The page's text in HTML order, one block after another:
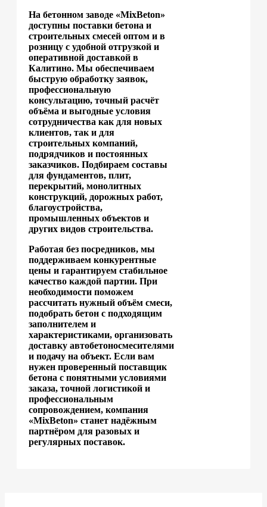
На бетонном заводе «MixBeton»
доступны поставки бетона и
строительных смесей оптом и в
розницу с удобной отгрузкой и
оперативной доставкой в
Калитино. Мы обеспечиваем
быструю обработку заявок,
профессиональную
консультацию, точный расчёт
объёма и выгодные условия
сотрудничества как для новых
клиентов, так и для
строительных компаний,
подрядчиков и постоянных
заказчиков. Подбираем составы
для фундаментов, плит,
перекрытий, монолитных
конструкций, дорожных работ,
благоустройства,
промышленных объектов и
других видов строительства.
Работая без посредников, мы
поддерживаем конкурентные
цены и гарантируем стабильное
качество каждой партии. При
необходимости поможем
рассчитать нужный объём смеси,
подобрать бетон с подходящим
заполнителем и
характеристиками, организовать
доставку автобетоносмесителями
и подачу на объект. Если вам
нужен проверенный поставщик
бетона с понятными условиями
заказа, точной логистикой и
профессиональным
сопровождением, компания
«MixBeton» станет надёжным
партнёром для разовых и
регулярных поставок.